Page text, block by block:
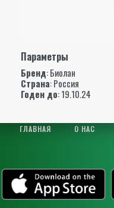
Параметры
Бренд:Биолан
Страна: Россия
Годен до: 19.10.24
ГЛАВНАЯ О НАС